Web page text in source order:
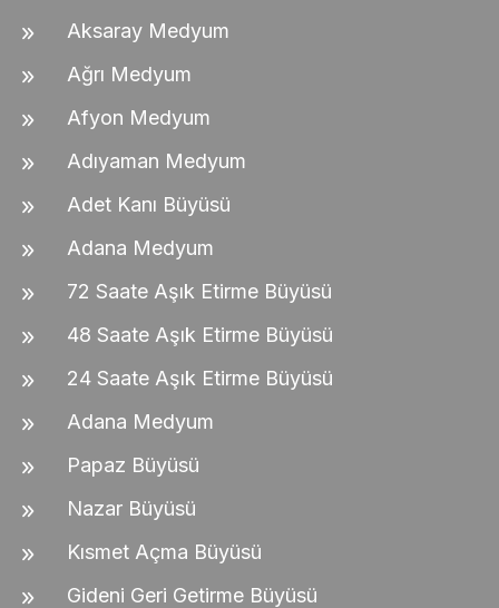
Aksaray Medyum
Ağrı Medyum
Afyon Medyum
Adıyaman Medyum
Adet Kanı Büyüsü
Adana Medyum
72 Saate Aşık Etirme Büyüsü
48 Saate Aşık Etirme Büyüsü
24 Saate Aşık Etirme Büyüsü
Adana Medyum
Papaz Büyüsü
Nazar Büyüsü
Kısmet Açma Büyüsü
Gideni Geri Getirme Büyüsü